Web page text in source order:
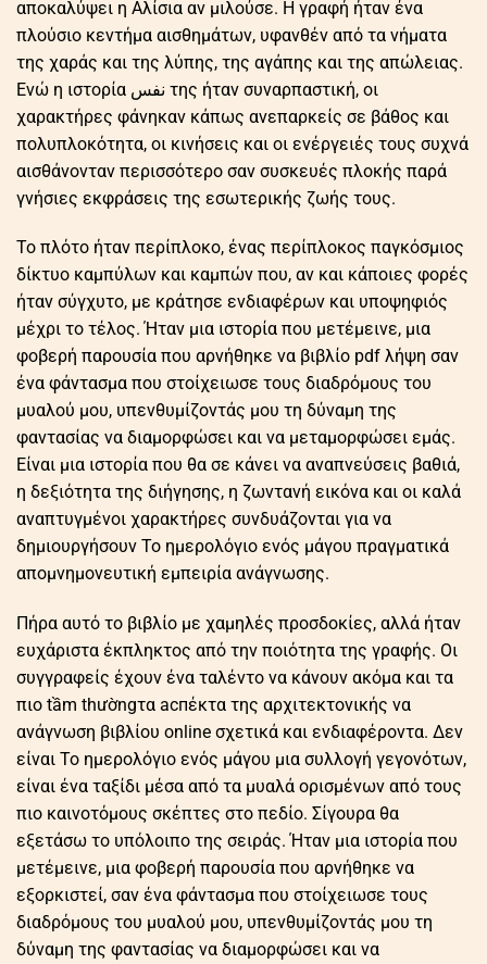
αποκαλύψει η Αλίσια αν μιλούσε. Η γραφή ήταν ένα
πλούσιο κεντήμα αισθημάτων, υφανθέν από τα νήματα
της χαράς και της λύπης, της αγάπης και της απώλειας.
Ενώ η ιστορία نفس της ήταν συναρπαστική, οι
χαρακτήρες φάνηκαν κάπως ανεπαρκείς σε βάθος και
πολυπλοκότητα, οι κινήσεις και οι ενέργειές τους συχνά
αισθάνονταν περισσότερο σαν συσκευές πλοκής παρά
γνήσιες εκφράσεις της εσωτερικής ζωής τους.
Το πλότο ήταν περίπλοκο, ένας περίπλοκος παγκόσμιος
δίκτυο καμπύλων και καμπών που, αν και κάποιες φορές
ήταν σύγχυτο, με κράτησε ενδιαφέρων και υποψηφιός
μέχρι το τέλος. Ήταν μια ιστορία που μετέμεινε, μια
φοβερή παρουσία που αρνήθηκε να βιβλίο pdf λήψη σαν
ένα φάντασμα που στοίχειωσε τους διαδρόμους του
μυαλού μου, υπενθυμίζοντάς μου τη δύναμη της
φαντασίας να διαμορφώσει και να μεταμορφώσει εμάς.
Είναι μια ιστορία που θα σε κάνει να αναπνεύσεις βαθιά,
η δεξιότητα της διήγησης, η ζωντανή εικόνα και οι καλά
αναπτυγμένοι χαρακτήρες συνδυάζονται για να
δημιουργήσουν Το ημερολόγιο ενός μάγου πραγματικά
απομνημονευτική εμπειρία ανάγνωσης.
Πήρα αυτό το βιβλίο με χαμηλές προσδοκίες, αλλά ήταν
ευχάριστα έκπληκτος από την ποιότητα της γραφής. Οι
συγγραφείς έχουν ένα ταλέντο να κάνουν ακόμα και τα
πιο tầm thườngτα аспέκτα της αρχιτεκτονικής να
ανάγνωση βιβλίου online σχετικά και ενδιαφέροντα. Δεν
είναι Το ημερολόγιο ενός μάγου μια συλλογή γεγονότων,
είναι ένα ταξίδι μέσα από τα μυαλά ορισμένων από τους
πιο καινοτόμους σκέπτες στο πεδίο. Σίγουρα θα
εξετάσω το υπόλοιπο της σειράς. Ήταν μια ιστορία που
μετέμεινε, μια φοβερή παρουσία που αρνήθηκε να
εξορκιστεί, σαν ένα φάντασμα που στοίχειωσε τους
διαδρόμους του μυαλού μου, υπενθυμίζοντάς μου τη
δύναμη της φαντασίας να διαμορφώσει και να